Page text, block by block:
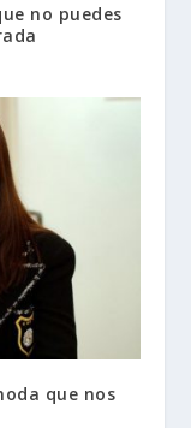
no puedes
que nos